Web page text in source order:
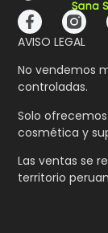
AVISO LEGAL
No vendemos
controladas.
Solo
cosmética y
Las ventas se
territorio